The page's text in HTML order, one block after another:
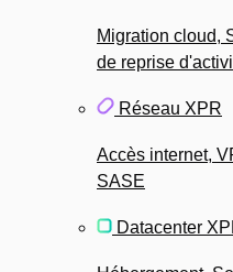
Migration cloud,
de reprise
Réseau XPR
Accès internet,
SASE
Datacenter